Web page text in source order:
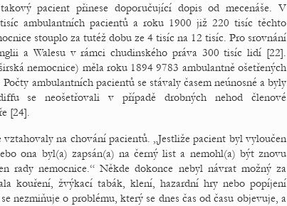
pacient přinese doporučující dopis od mecenáše. V
ambulantních pacientů a roku 1900 již 220 tisíc těchto
stouplo za tutéž dobu ze 4 tisíc na 12 tisíc. Pro srovnání
a Walesu v rámci chudinského práva 300 tisíc lidí [22].
nemocnice) měla roku 1894 9783 ambulantně ošetřených
ambulantních pacientů se stávaly časem neúnosné a byly
se neošetřovali v případě drobných nehod členové
[24].
na chování pacientů. „Jestliže pacient byl vyloučen
ona byl(a) zapsán(a) na černý list a nemohl(a) být znovu
rady nemocnice.“ Někde dokonce nebyl návrat možný za
kouření, žvýkací tabák, klení, hazardní hry nebo popíjení
nezmiňuje o problému, který se dnes čas od času objevuje, a